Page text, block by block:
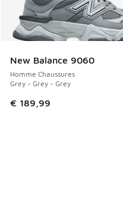
New Balance 9060
Homme Chaussures
Grey - Grey - Grey
€ 189,99